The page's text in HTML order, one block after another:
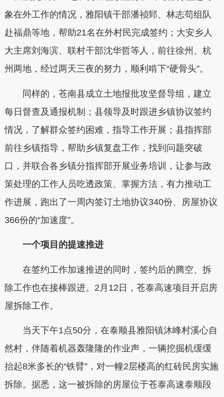
象在外工作的情况，雅阳镇干部潘祯郅、林志苟组队
赴福鼎等地，帮助21名在外村民完成签约；大安乡人
大主席刘海滨、联村干部沈华哲等人，前往徐州、杭
州两地，经过两天三夜的努力，顺利啃下“硬骨头”。
同样的，苍南县成立土地报批攻坚督导组，建立
每日督查及通报机制；县领导及时跟进乡镇协议签约
情况，了解群众签约困难，指导工作开展；县指挥部
前往乡镇指导，帮助乡镇复盘工作，找到问题突破
口，并联合各乡镇分指挥部开展业务培训，让参与政
策处理的工作人员吃透政策、掌握方法，有力推动工
作进展，跑出了一周内签订土地协议340份、房屋协议
366份的“加速度”。
一个项目的提速推进
在签约工作加速推进的同时，签约后的腾空、拆
除工作也在接棒跟进。2月12日，苍泰高速项目开启房
屋拆除工作。
当天下午1点50分，在泰顺县雅阳镇沐峰村溪心自
然村，伴随着机器轰隆隆的作业声，一辆挖掘机缓缓
抬起8米多长的“铁臂”，对一幢2层楼高的红砖民房实施
拆除。据悉，这一被拆除的房屋位于苍泰高速泰顺段